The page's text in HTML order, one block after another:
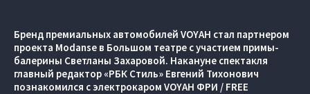
Бренд премиальных автомобилей VOYAH стал партнером
проекта Modanse в Большом театре с участием примы-
балерины Светланы Захаровой. Накануне спектакля
главный редактор «РБК Стиль» Евгений Тихонович
познакомился с электрокаром VOYAH ФРИ / FREE